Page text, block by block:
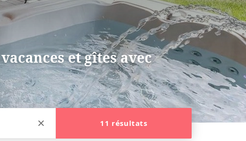
et gîtes avec
11 résultats